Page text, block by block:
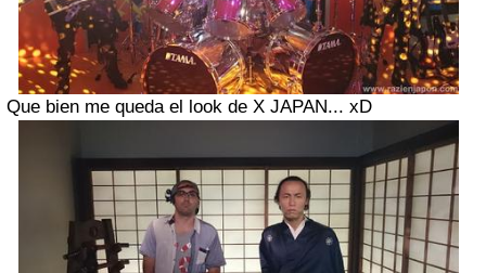
Que bien me queda el look de X JAPAN... xD